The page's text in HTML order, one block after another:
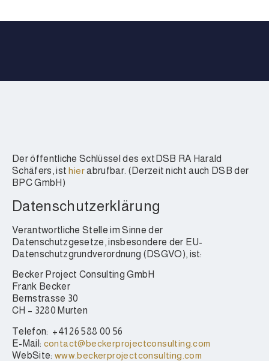
Der öffentliche Schlüssel des extDSB RA Harald
Schäfers, isthierabrufbar. (Derzeit nicht auch DSB der
BPC GmbH)
Datenschutzerklärung
Verantwortliche Stelle im Sinne der
Datenschutzgesetze, insbesondere der EU-
Datenschutzgrundverordnung (DSGVO), ist:
Becker Project Consulting GmbH
Frank Becker
Bernstrasse 30
CH – 3280 Murten
Telefon: +41 26 588 00 56
E-Mail: contact@beckerprojectconsulting.com
WebSite: www.beckerprojectconsulting.com